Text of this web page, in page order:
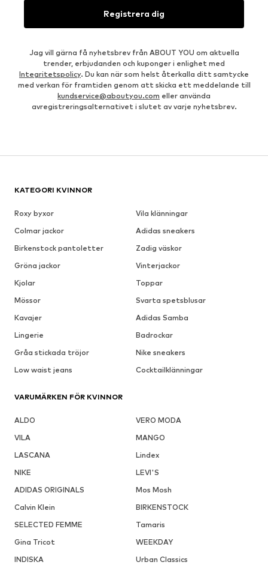
Registrera dig
Jag vill gärna få nyhetsbrev från ABOUT YOU om aktuella
trender, erbjudanden och kuponger i enlighet med
Integritetspolicy. Du kan när som helst återkalla ditt samtycke
med verkan för framtiden genom att skicka ett meddelande till
kundservice@aboutyou.com eller använda
avregistreringsalternativet i slutet av varje nyhetsbrev.
KATEGORI KVINNOR
Roxy byxor
Vila klänningar
Colmar jackor
Adidas sneakers
Birkenstock pantoletter
Zadig väskor
Gröna jackor
Vinterjackor
Kjolar
Toppar
Mössor
Svarta spetsblusar
Kavajer
Adidas Samba
Lingerie
Badrockar
Gråa stickada tröjor
Nike sneakers
Low waist jeans
Cocktailklänningar
VARUMÄRKEN FÖR KVINNOR
ALDO
VERO MODA
VILA
MANGO
LASCANA
Lindex
NIKE
LEVI'S
ADIDAS ORIGINALS
Mos Mosh
Calvin Klein
BIRKENSTOCK
SELECTED FEMME
Tamaris
Gina Tricot
WEEKDAY
INDISKA
Urban Classics